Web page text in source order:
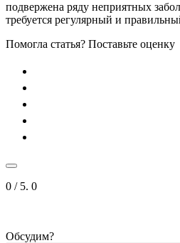
подвержена ряду неприятных
требуется регулярный и
Помогла статья? Поставьте оценку
0 / 5. 0
Обсудим?